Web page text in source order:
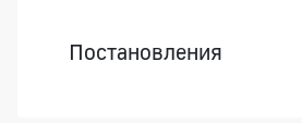
Постановления